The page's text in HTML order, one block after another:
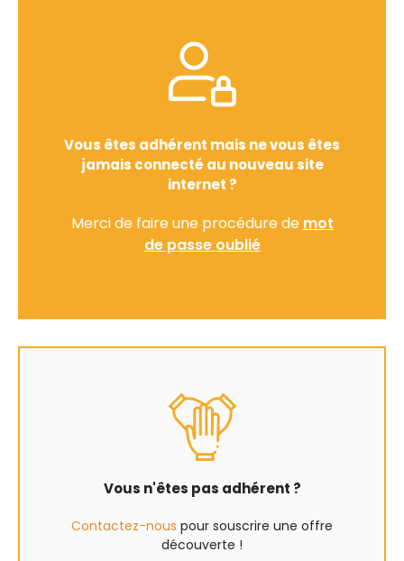
Vous êtes adhérent mais ne vous êtes
jamais connecté au nouveau site
internet ?
Merci de faire une procédure de mot
de passe oublié
Vous n'êtes pas adhérent ?
Contactez-nous pour souscrire une offre
découverte !